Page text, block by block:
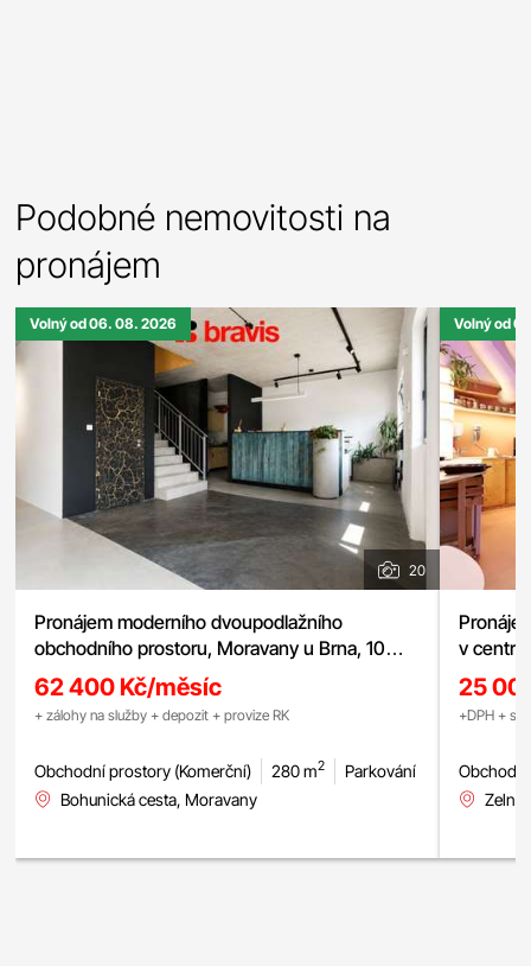
Podobné nemovitosti na
pronájem
Volný od 06. 08. 2026
20
Pronájem moderního dvoupodlažního
obchodního prostoru, Moravany u Brna, 10
parkovacích stání v ceně
62 400 Kč/měsíc
+ zálohy na služby + depozit + provize RK
Obchodní prostory (Komerční) 280 m2
Parkování
Bohunická cesta, Moravany
Volný od
v centru
25
+DPH +
Zelný